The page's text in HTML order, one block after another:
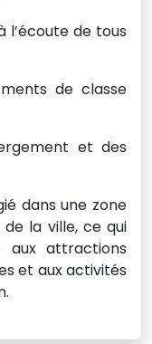
de tous
de classe
et des
dans une zone
la ville, ce qui
attractions
et aux activités